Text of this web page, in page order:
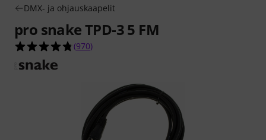
DMX- ja ohjauskaapelit
pro snake TPD-3 5 FM
4.7 tähteä viidestä yhteensä 970
(970)